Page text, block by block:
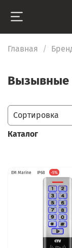
Главная
Вызывные
EM Marine IP68 -5%
Каталог